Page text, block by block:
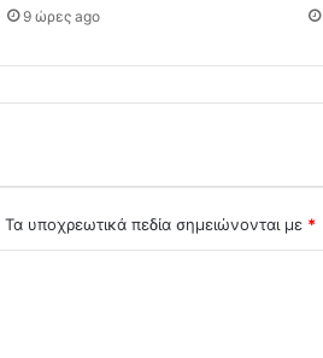
9 ώρες ago
Τα υποχρεωτικά πεδία σημειώνονται με *